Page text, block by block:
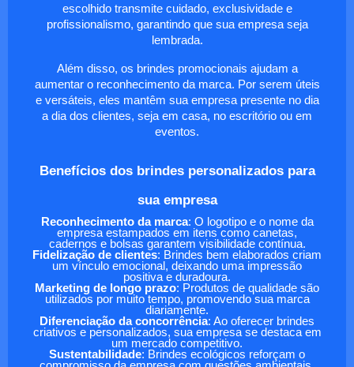
escolhido transmite cuidado, exclusividade e
profissionalismo, garantindo que sua empresa seja
lembrada.
Além disso, os brindes promocionais ajudam a
aumentar o reconhecimento da marca. Por serem úteis
e versáteis, eles mantêm sua empresa presente no dia
a dia dos clientes, seja em casa, no escritório ou em
eventos.
Benefícios dos brindes personalizados para
sua empresa
Reconhecimento da marca: O logotipo e o nome da
empresa estampados em itens como canetas,
cadernos e bolsas garantem visibilidade contínua.
Fidelização de clientes: Brindes bem elaborados criam
um vínculo emocional, deixando uma impressão
positiva e duradoura.
Marketing de longo prazo: Produtos de qualidade são
utilizados por muito tempo, promovendo sua marca
diariamente.
Diferenciação da concorrência: Ao oferecer brindes
criativos e personalizados, sua empresa se destaca em
um mercado competitivo.
Sustentabilidade: Brindes ecológicos reforçam o